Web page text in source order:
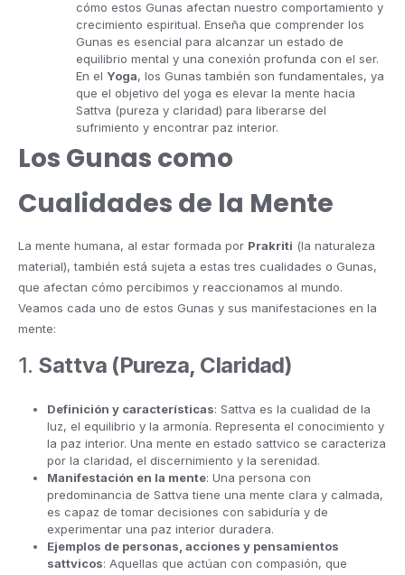
cómo estos Gunas afectan nuestro comportamiento y
crecimiento espiritual. Enseña que comprender los
Gunas es esencial para alcanzar un estado de
equilibrio mental y una conexión profunda con el ser.
En el Yoga, los Gunas también son fundamentales, ya
que el objetivo del yoga es elevar la mente hacia
Sattva (pureza y claridad) para liberarse del
sufrimiento y encontrar paz interior.
Los Gunas como
Cualidades de la Mente
La mente humana, al estar formada por Prakriti (la naturaleza
material), también está sujeta a estas tres cualidades o Gunas,
que afectan cómo percibimos y reaccionamos al mundo.
Veamos cada uno de estos Gunas y sus manifestaciones en la
mente:
1. Sattva (Pureza, Claridad)
Definición y características: Sattva es la cualidad de la
luz, el equilibrio y la armonía. Representa el conocimiento y
la paz interior. Una mente en estado sattvico se caracteriza
por la claridad, el discernimiento y la serenidad.
Manifestación en la mente: Una persona con
predominancia de Sattva tiene una mente clara y calmada,
es capaz de tomar decisiones con sabiduría y de
experimentar una paz interior duradera.
Ejemplos de personas, acciones y pensamientos
sattvicos: Aquellas que actúan con compasión, que